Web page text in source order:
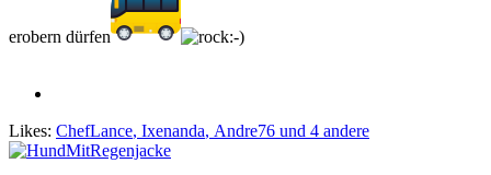
erobern dürfen
Likes: ChefLance, Ixenanda, Andre76 und 4 andere